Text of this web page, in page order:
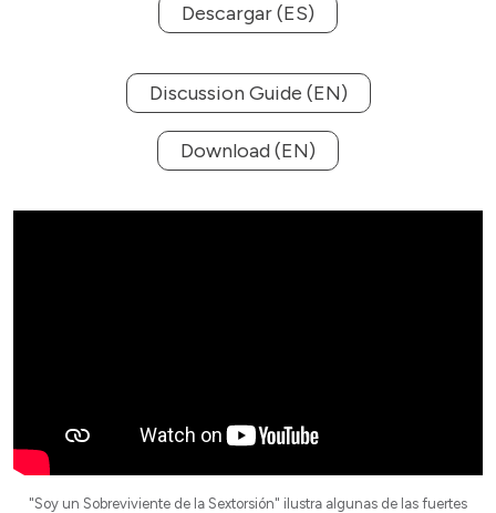
Descargar (ES)
Discussion Guide (EN)
Download (EN)
"Soy un Sobreviviente de la Sextorsión" ilustra algunas de las fuertes